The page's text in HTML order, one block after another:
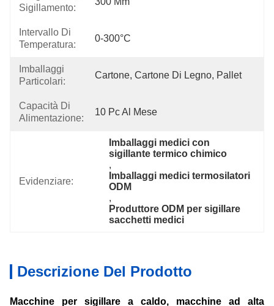
Sigillamento:
Intervallo Di
Temperatura:
0-300°C
Imballaggi
Particolari:
Cartone, Cartone Di Legno, Pallet
Capacità Di
Alimentazione:
10 Pc Al Mese
Evidenziare:
Imballaggi medici con
sigillante termico chimico
,
Imballaggi medici termosilatori
ODM
,
Produttore ODM per sigillare
sacchetti medici
Descrizione Del Prodotto
Macchine per sigillare a caldo, macchine ad alta